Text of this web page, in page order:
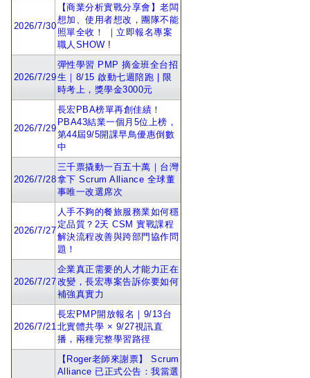
2026/7/30
【商業分析實戰分享會】老闆
想加、使用者想改，團隊不能
照單全收！ ｜立即報名專案
職人SHOW !
2026/7/29
彈性學習 PMP 摘金班全台招
生｜8/15 啟動七週陪跑 | 限
時考上，獎學金3000元
2026/7/29
長宏PBA榜單再創佳績！
PBA43結業一個月5位上榜，
第44屆9/5開課早鳥優惠倒數
中
2026/7/28
三千票撬動一百五十萬｜台灣
拿下 Scrum Alliance 全球董
事唯一改選席次
2026/7/27
人手不夠的餐旅服務業如何穩
定品質？2天 CSM 實戰課程
解決流程改善與跨部門協作問
題！
2026/7/27
企業真正需要的人才能力正在
改變，長宏專案告訴你要如何
補強真實力
2026/7/21
長宏PMP開放報名｜9/13台
北實體共學 × 9/27視訊直
播，兩種完整學習路徑
【Roger老師來謝票】 Scrum
Alliance 已正式公告：我當選